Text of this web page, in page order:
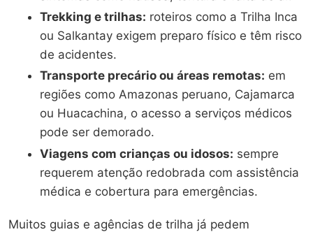
Trekking e trilhas: roteiros como a Trilha Inca
ou Salkantay exigem preparo físico e têm risco
de acidentes.
Transporte precário ou áreas remotas: em
regiões como Amazonas peruano, Cajamarca
ou Huacachina, o acesso a serviços médicos
pode ser demorado.
Viagens com crianças ou idosos: sempre
requerem atenção redobrada com assistência
médica e cobertura para emergências.
Muitos guias e agências de trilha já pedem